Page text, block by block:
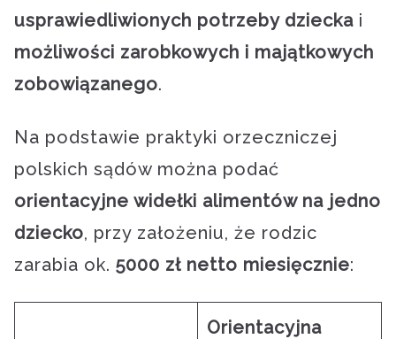
usprawiedliwionych potrzeby dziecka i
możliwości zarobkowych i majątkowych
zobowiązanego.
Na podstawie praktyki orzeczniczej
polskich sądów można podać
orientacyjne widełki alimentów na jedno
dziecko, przy założeniu, że rodzic
zarabia ok. 5000 zł netto miesięcznie:
Orientacyjna